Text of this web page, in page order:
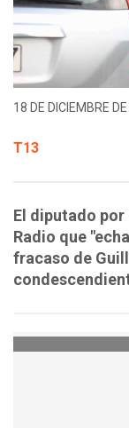
18 DE DICIEMBRE
T13
El diputado por
Radio que
fracaso de